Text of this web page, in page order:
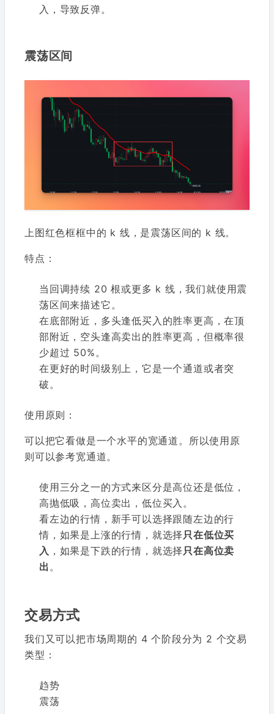
入，导致反弹。
震荡区间
上图红色框框中的 k 线，是震荡区间的 k 线。
特点：
当回调持续 20 根或更多 k 线，我们就使用震
荡区间来描述它。
在底部附近，多头逢低买入的胜率更高，在顶
部附近，空头逢高卖出的胜率更高，但概率很
少超过 50%。
在更好的时间级别上，它是一个通道或者突
破。
使用原则：
可以把它看做是一个水平的宽通道。所以使用原
则可以参考宽通道。
使用三分之一的方式来区分是高位还是低位，
高抛低吸，高位卖出，低位买入。
看左边的行情，新手可以选择跟随左边的行
情，如果是上涨的行情，就选择只在低位买
入 ，如果是下跌的行情，就选择只在高位卖
出。
交易方式
我们又可以把市场周期的 4 个阶段分为 2 个交易
类型：
趋势
震荡